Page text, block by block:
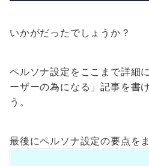
いかがだったでしょうか？
ペルソナ設定をここまで詳細
ーザーの為になる」記事を書
う。
最後にペルソナ設定の要点を